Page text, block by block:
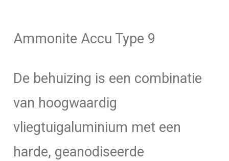
Ammonite Accu Type 9
De behuizing is een combinatie
van hoogwaardig
vliegtuigaluminium met een
harde, geanodiseerde